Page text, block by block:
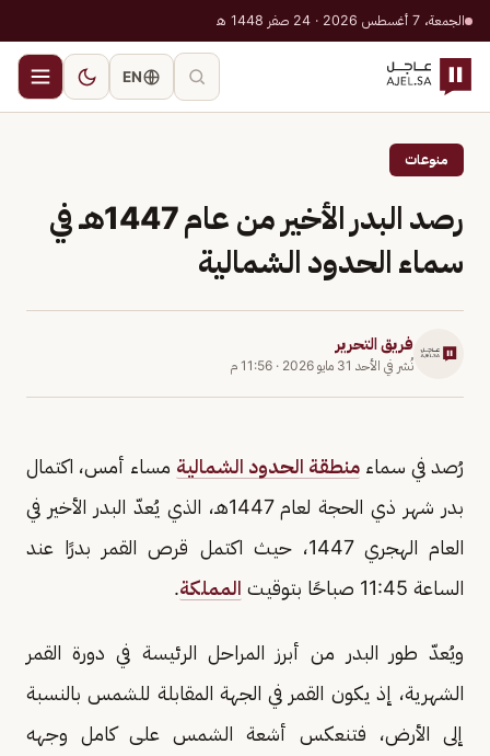
الجمعة، 7 أغسطس 2026 · 24 صفر 1448 هـ
EN
منوعات
رصد البدر الأخير من عام 1447هـ في
سماء الحدود الشمالية
فريق التحرير
نُشر في الأحد 31 مايو 2026 · 11:56 م
رُصد في سماء منطقة الحدود الشمالية مساء أمس، اكتمال
بدر شهر ذي الحجة لعام 1447هـ، الذي يُعدّ البدر الأخير في
العام الهجري 1447، حيث اكتمل قرص القمر بدرًا عند
الساعة 11:45 صباحًا بتوقيت
المملكة.
ويُعدّ طور البدر من أبرز المراحل الرئيسة في دورة القمر
الشهرية، إذ يكون القمر في الجهة المقابلة للشمس بالنسبة
إلى الأرض، فتنعكس أشعة الشمس على كامل وجهه